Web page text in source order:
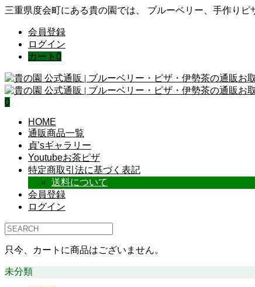
三重県度会町にある貴の園では、 ブルーベリー、手作りピ
会員登録
ログイン
カート 0
0
HOME
通販商品一覧
貞’sギャラリー
Youtubeお茶ピザ
特定商取引法に基づく表記
送料について
会員登録
ログイン
只今、カートに商品はございません。
未分類